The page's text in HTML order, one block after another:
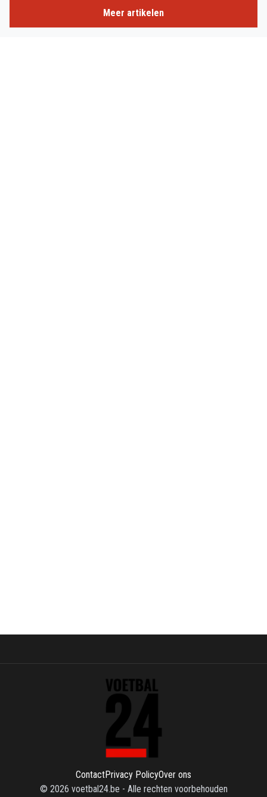
Meer artikelen
ContactPrivacy PolicyOver ons
© 2026 voetbal24.be - Alle rechten voorbehouden